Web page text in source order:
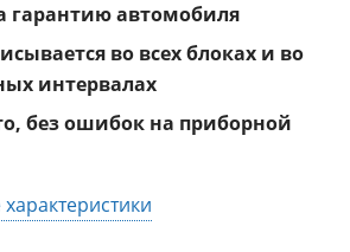
гарантию автомобиля
во всех блоках и во
интервалах
без ошибок на приборной